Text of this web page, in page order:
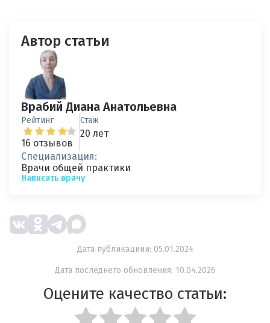
Автор статьи
Врабий Диана Анатольевна
Рейтинг
16 отзывов
Стаж
20 лет
Специализация:
Врачи общей практики
Написать врачу
Дата публикациии: 05.01.2024
Дата последнего обновления: 10.04.2026
Оцените качество статьи: